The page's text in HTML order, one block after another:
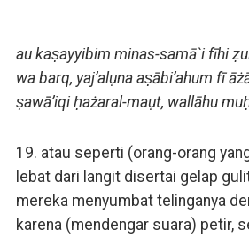
au kaṣayyibim minas-samā`i fīhi
wa barq, yaj’alụna aṣābi’ahum fī
ṣawā’iqi ḥażaral-maụt, wallāhu
19. atau seperti (orang-orang
lebat dari langit disertai gelap
mereka menyumbat telinganya
karena (mendengar suara) petir,